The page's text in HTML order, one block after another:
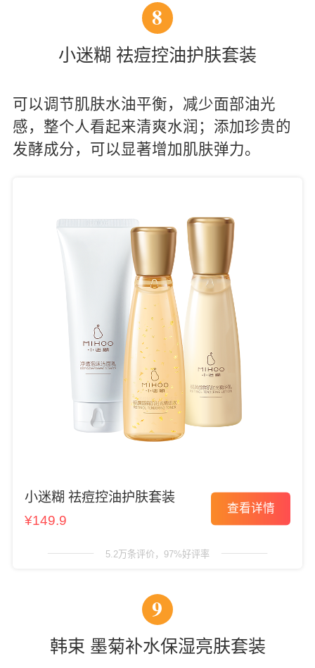
8
小迷糊 祛痘控油护肤套装
可以调节肌肤水油平衡，减少面部油光
感，整个人看起来清爽水润；添加珍贵的
发酵成分，可以显著增加肌肤弹力。
小迷糊 祛痘控油护肤套装
¥149.9
查看详情
5.2万条评价，97%好评率
9
韩束 墨菊补水保湿亮肤套装